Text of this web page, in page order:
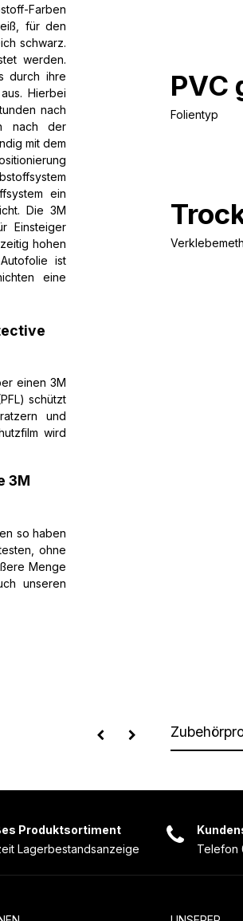
Farben
für den
schwarz.
werden.
durch ihre
Hierbei
nach
nach der
mit dem
ein
Die 3M
Einsteiger
hohen
ist
eine
einen 3M
schützt
und
wird
3M
so haben
ohne
Menge
unseren
PVC
Folientyp
Produktsortiment
Lagerbestandsanzeige
Telefon